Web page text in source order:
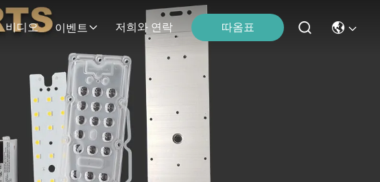
비디오 이벤트 저희와 연락 따옴표